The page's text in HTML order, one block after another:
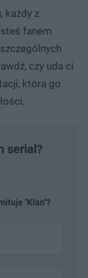
każdy z
fanem
czy uda ci
która go
serial?
"Klan"?